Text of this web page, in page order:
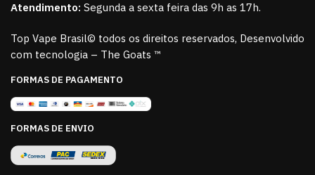
Atendimento: Segunda a sexta feira das 9h as 17h.
Top Vape Brasil© todos os direitos reservados, Desenvolvido
com tecnologia – The Goats ™
FORMAS DE PAGAMENTO
FORMAS DE ENVIO